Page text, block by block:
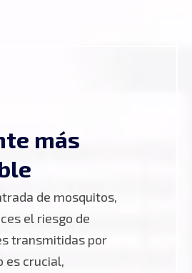
más
de mosquitos,
el riesgo de
transmitidas por
es crucial,